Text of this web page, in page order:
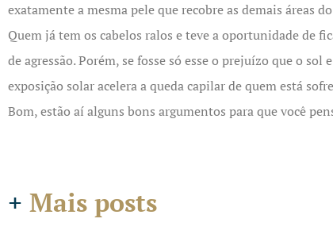
exatamente a mesma pele que recobre as demais áreas
Quem já tem os cabelos ralos e teve a oportunidade de
de agressão. Porém, se fosse só esse o prejuízo que o
exposição solar acelera a queda capilar de quem está
Bom, estão aí alguns bons argumentos para que você
+ Mais posts